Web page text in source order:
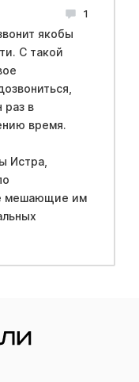
1
якобы
С такой
раз в
время.
Истра,
мешающие им